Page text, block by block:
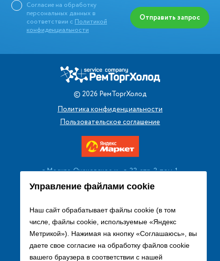
Управление файлами cookie
Наш сайт обрабатывает файлы cookie (в том
числе, файлы cookie, используемые «Яндекс
Метрикой»). Нажимая на кнопку «Соглашаюсь», вы
даете свое согласие на обработку файлов cookie
вашего браузера в соответствии с нашей
Согласие на обработку
персональных данных в
соответствии с Политикой
конфиденциальности
Отправить запрос
© 2026 РемТоргХолод
Политика конфиденциальности
Пользовательское соглашение
г. Москва, Очаковское ш., д. 32, стр. 2, пом. 1
+7 (495) 256 08 13
Заказать звонок
sales@remtorgholod.ru